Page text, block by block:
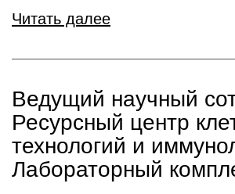
Читать далее
Ведущий научный
Ресурсный центр
технологий и
Лабораторный